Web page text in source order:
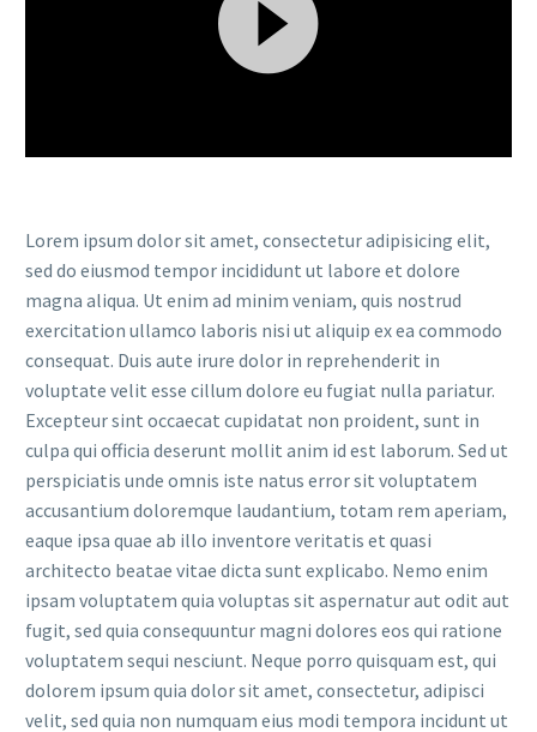
vídeo
Lorem ipsum dolor sit amet, consectetur adipisicing elit,
sed do eiusmod tempor incididunt ut labore et dolore
magna aliqua. Ut enim ad minim veniam, quis nostrud
exercitation ullamco laboris nisi ut aliquip ex ea commodo
consequat. Duis aute irure dolor in reprehenderit in
voluptate velit esse cillum dolore eu fugiat nulla pariatur.
Excepteur sint occaecat cupidatat non proident, sunt in
culpa qui officia deserunt mollit anim id est laborum. Sed ut
perspiciatis unde omnis iste natus error sit voluptatem
accusantium doloremque laudantium, totam rem aperiam,
eaque ipsa quae ab illo inventore veritatis et quasi
architecto beatae vitae dicta sunt explicabo. Nemo enim
ipsam voluptatem quia voluptas sit aspernatur aut odit aut
fugit, sed quia consequuntur magni dolores eos qui ratione
voluptatem sequi nesciunt. Neque porro quisquam est, qui
dolorem ipsum quia dolor sit amet, consectetur, adipisci
velit, sed quia non numquam eius modi tempora incidunt ut